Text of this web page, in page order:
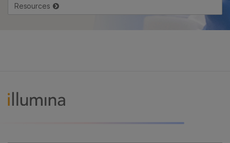
Resources